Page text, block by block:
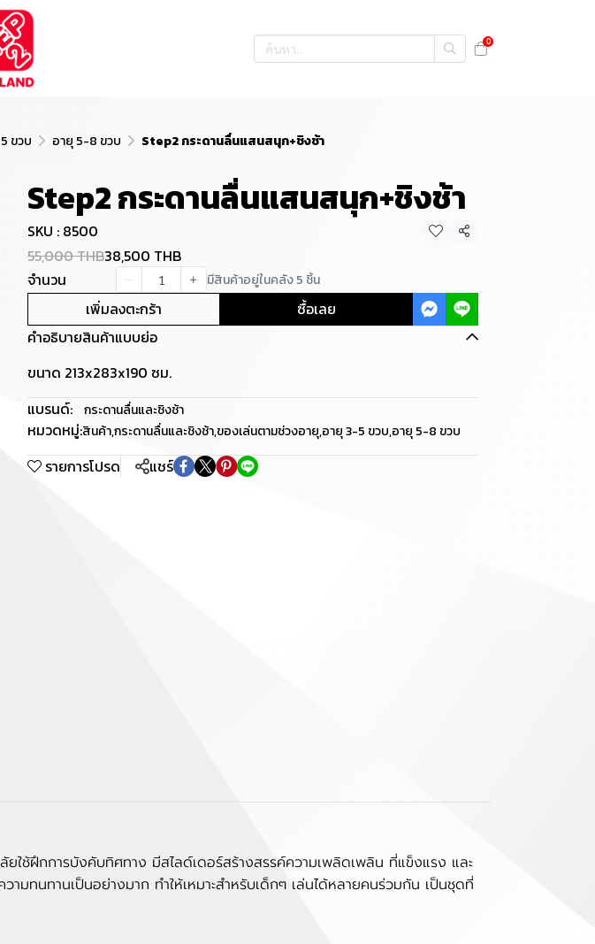
0
ขวบ อายุ 5-8 ขวบ Step2 กระดานลื่นแสนสนุก+ชิงช้า
Step2 กระดานลื่นแสนสนุก+ชิงช้า
SKU : 8500
แชร์
55,000 THB38,500 THB
จำนวน
มีสินค้าอยู่ในคลัง 5 ชิ้น
เพิ่มลงตะกร้า
ซื้อเลย
คำอธิบายสินค้าแบบย่อ
ขนาด 213x283x190 ซม.
แบรนด์:
กระดานลื่นและชิงช้า
หมวดหมู่:สินค้า,กระดานลื่นและชิงช้า,ของเล่นตามช่วงอายุ,อายุ 3-5 ขวบ,อายุ 5-8 ขวบ
รายการโปรด แชร์
ใช้ฝึกการบังคับทิศทาง มีสไลด์เดอร์สร้างสรรค์ความเพลิดเพลิน ที่แข็งแรง และ
ามทนทานเป็นอย่างมาก ทำให้เหมาะสำหรับเด็กๆ เล่นได้หลายคนร่วมกัน เป็นชุดที่